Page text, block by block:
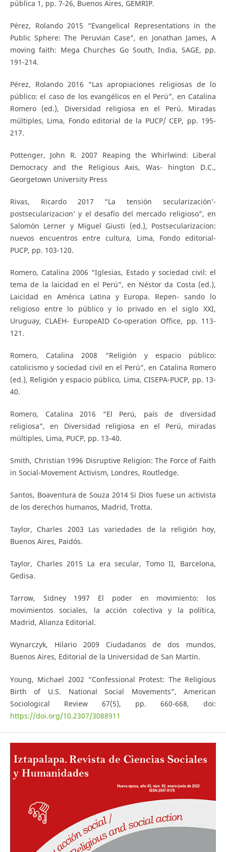
pública 1, pp. 7-26, Buenos Aires, GEMRIP.
Pérez, Rolando 2015 “Evangelical Representations in the
Public Sphere: The Peruvian Case”, en Jonathan James, A
moving faith: Mega Churches Go South, India, SAGE, pp.
191-214.
Pérez, Rolando 2016 “Las apropiaciones religiosas de lo
público: el caso de los evangélicos en el Perú”, en Catalina
Romero (ed.), Diversidad religiosa en el Perú. Miradas
múltiples, Lima, Fondo editorial de la PUCP/ CEP, pp. 195-
217.
Pottenger, John R. 2007 Reaping the Whirlwind: Liberal
Democracy and the Religious Axis, Was- hington D.C.,
Georgetown University Press
Rivas, Ricardo 2017 “La tensión secularización’-
postsecularizacion’ y el desafío del mercado religioso”, en
Salomón Lerner y Miguel Giusti (ed.), Postsecularizacion:
nuevos encuentros entre cultura, Lima, Fondo editorial-
PUCP, pp. 103-120.
Romero, Catalina 2006 “Iglesias, Estado y sociedad civil: el
tema de la laicidad en el Perú”, en Néstor da Costa (ed.),
Laicidad en América Latina y Europa. Repen- sando lo
religioso entre lo público y lo privado en el siglo XXI,
Uruguay, CLAEH- EuropeAID Co-operation Office, pp. 113-
121.
Romero, Catalina 2008 “Religión y espacio público:
catolicismo y sociedad civil en el Perú”, en Catalina Romero
(ed.), Religión y espacio público, Lima, CISEPA-PUCP, pp. 13-
40.
Romero, Catalina 2016 “El Perú, país de diversidad
religiosa”, en Diversidad religiosa en el Perú, miradas
múltiples, Lima, PUCP, pp. 13-40.
Smith, Christian 1996 Disruptive Religion: The Force of Faith
in Social-Movement Activism, Londres, Routledge.
Santos, Boaventura de Souza 2014 Si Dios fuese un activista
de los derechos humanos, Madrid, Trotta.
Taylor, Charles 2003 Las variedades de la religión hoy,
Buenos Aires, Paidós.
Taylor, Charles 2015 La era secular, Tomo II, Barcelona,
Gedisa.
Tarrow, Sidney 1997 El poder en movimiento: los
movimientos sociales, la acción colectiva y la política,
Madrid, Alianza Editorial.
Wynarczyk, Hilario 2009 Ciudadanos de dos mundos,
Buenos Aires, Editorial de la Universidad de San Martín.
Young, Michael 2002 “Confessional Protest: The Religious
Birth of U.S. National Social Movements”, American
Sociological Review 67(5), pp. 660-668, doi:
https://doi.org/10.2307/3088911